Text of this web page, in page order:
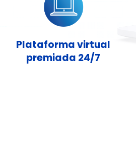
Plataforma virtual
premiada 24/7